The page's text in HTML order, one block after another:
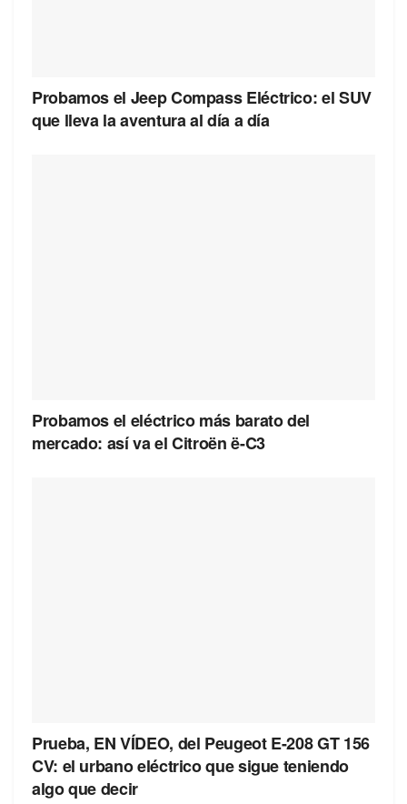
Probamos el Jeep Compass Eléctrico: el SUV
que lleva la aventura al día a día
Probamos el eléctrico más barato del
mercado: así va el Citroën ë-C3
Prueba, EN VÍDEO, del Peugeot E-208 GT 156
CV: el urbano eléctrico que sigue teniendo
algo que decir